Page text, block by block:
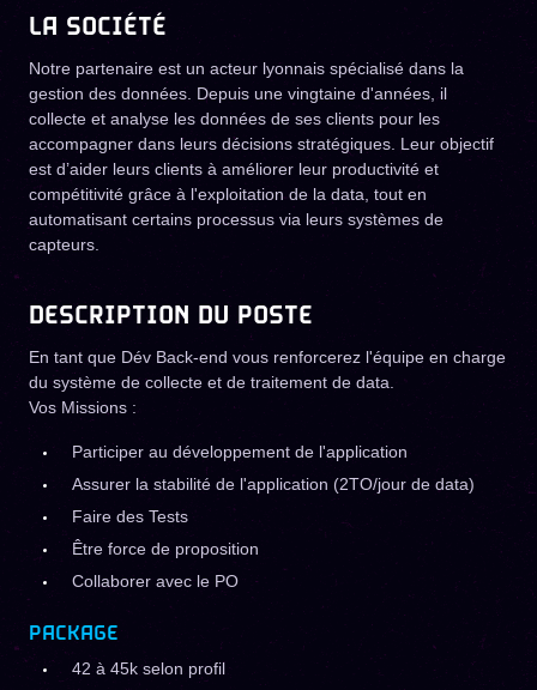
LA SOCIÉTÉ
Notre partenaire est un acteur lyonnais spécialisé dans la
gestion des données. Depuis une vingtaine d'années, il
collecte et analyse les données de ses clients pour les
accompagner dans leurs décisions stratégiques. Leur objectif
est d’aider leurs clients à améliorer leur productivité et
compétitivité grâce à l'exploitation de la data, tout en
automatisant certains processus via leurs systèmes de
capteurs.
DESCRIPTION DU POSTE
En tant que Dév Back-end vous renforcerez l'équipe en charge
du système de collecte et de traitement de data.
Vos Missions :
Participer au développement de l'application
Assurer la stabilité de l'application (2TO/jour de data)
Faire des Tests
Être force de proposition
Collaborer avec le PO
PACKAGE
42 à 45k selon profil